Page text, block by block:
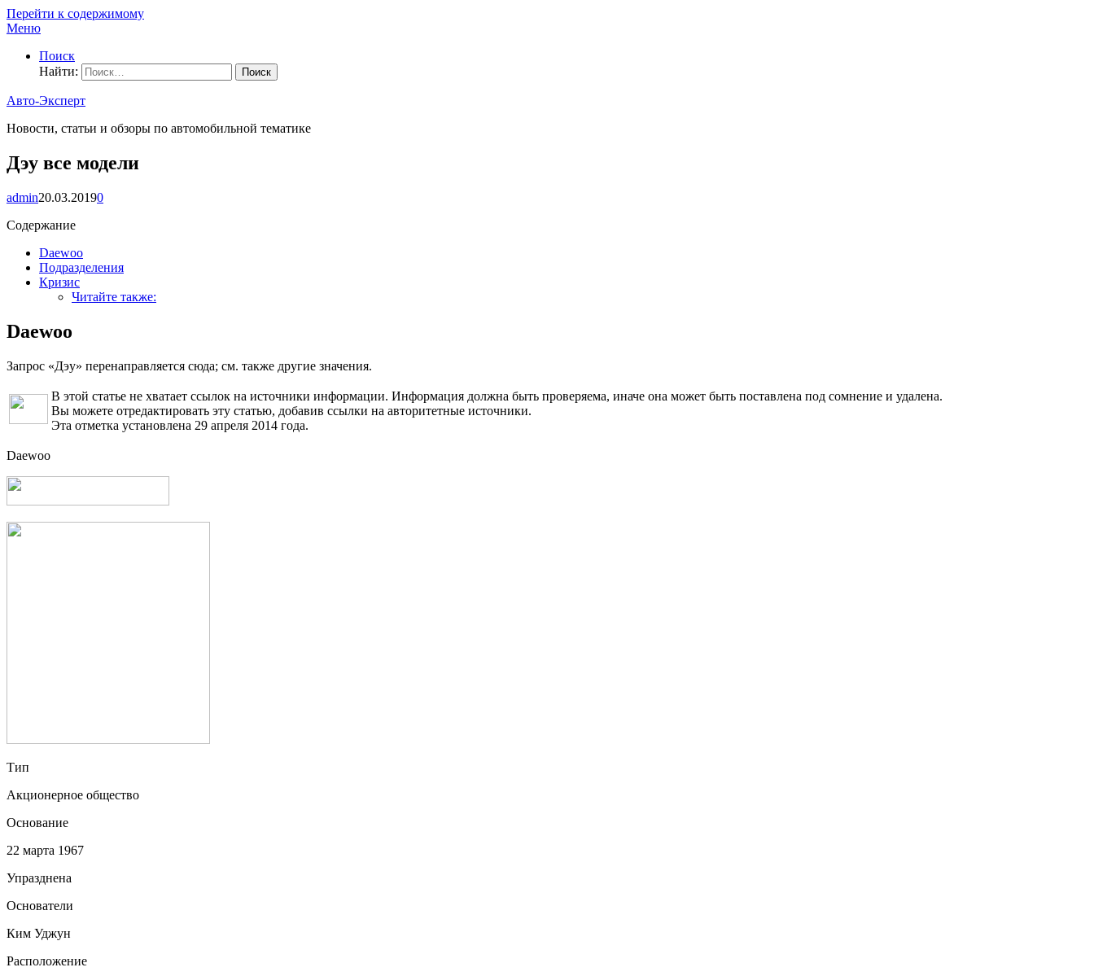
Перейти к содержимому
Меню
Поиск
Найти:
Авто-Эксперт
Новости, статьи и обзоры по автомобильной тематике
Дэу все модели
admin20.03.20190
Содержание
Daewoo
Подразделения
Кризис
Читайте также:
Daewoo
Запрос «Дэу» перенаправляется сюда; см. также другие значения.
В этой статье не хватает ссылок на источники информации. Информация должна быть проверяема, иначе она может быть поставлена под сомнение и удалена.
Вы можете отредактировать эту статью, добавив ссылки на авторитетные источники.
Эта отметка установлена 29 апреля 2014 года.
Daewoo
Тип
Акционерное общество
Основание
22 марта 1967
Упразднена
Основатели
Ким Уджун
Расположение